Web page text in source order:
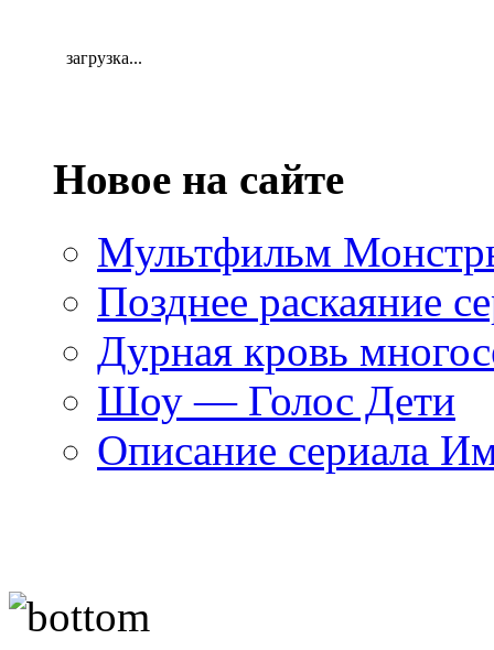
загрузка...
Новое на сайте
Мультфильм
Позднее раскаяние
Дурная кровь
Шоу — Голос Дети
Описание сериала